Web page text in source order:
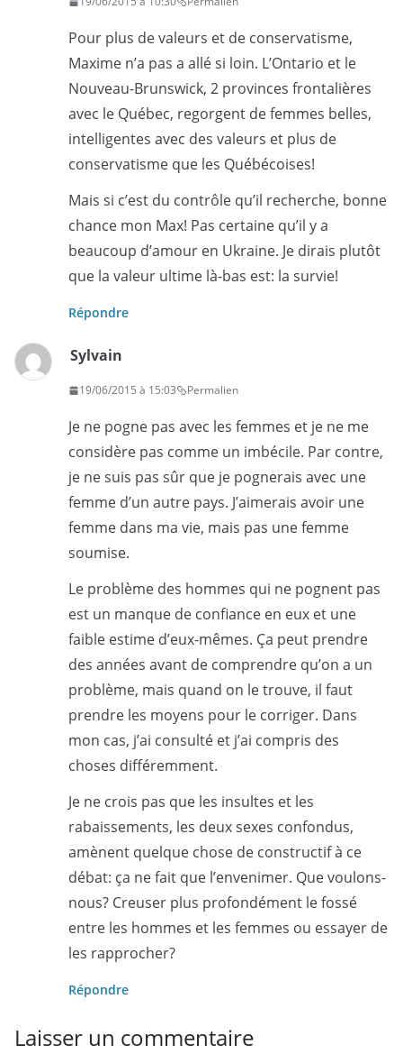
Pour plus de valeurs et de conservatisme,
Maxime n’a pas a allé si loin. L’Ontario et le
Nouveau-Brunswick, 2 provinces frontalières
avec le Québec, regorgent de femmes belles,
intelligentes avec des valeurs et plus de
conservatisme que les Québécoises!
Mais si c’est du contrôle qu’il recherche, bonne
chance mon Max! Pas certaine qu’il y a
beaucoup d’amour en Ukraine. Je dirais plutôt
que la valeur ultime là-bas est: la survie!
Répondre
Sylvain
19/06/2015 à 15:03 Permalien
Je ne pogne pas avec les femmes et je ne me
considère pas comme un imbécile. Par contre,
je ne suis pas sûr que je pognerais avec une
femme d’un autre pays. J’aimerais avoir une
femme dans ma vie, mais pas une femme
soumise.
Le problème des hommes qui ne pognent pas
est un manque de confiance en eux et une
faible estime d’eux-mêmes. Ça peut prendre
des années avant de comprendre qu’on a un
problème, mais quand on le trouve, il faut
prendre les moyens pour le corriger. Dans
mon cas, j’ai consulté et j’ai compris des
choses différemment.
Je ne crois pas que les insultes et les
rabaissements, les deux sexes confondus,
amènent quelque chose de constructif à ce
débat: ça ne fait que l’envenimer. Que voulons-
nous? Creuser plus profondément le fossé
entre les hommes et les femmes ou essayer de
les rapprocher?
Répondre
Laisser un commentaire